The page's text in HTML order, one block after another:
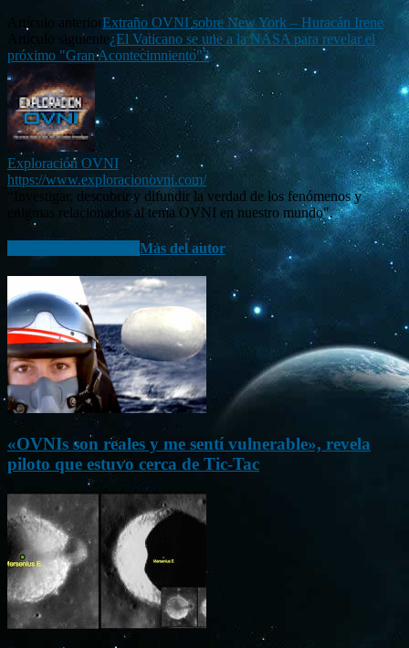
Artículo anteriorExtraño OVNI sobre New York – Huracán Irene
Artículo siguiente¿El Vaticano se une a la NASA para revelar el
próximo "Gran Acontecimniento"?
Exploración OVNI
https://www.exploracionovni.com/
“Investigar, descubrir y difundir la verdad de los fenómenos y
enigmas relacionados al tema OVNI en nuestro mundo".
Más del autor
«OVNIs son reales y me sentí vulnerable», revela
piloto que estuvo cerca de Tic-Tac